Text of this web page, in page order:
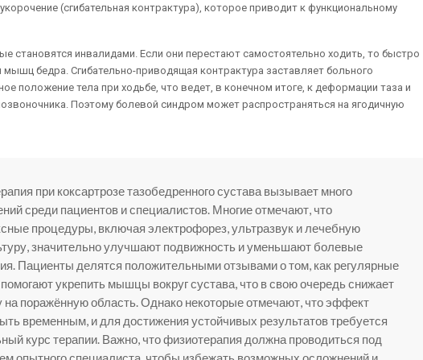
(сгибательная контрактура), которое приводит к функциональному
становятся инвалидами. Если они перестают самостоятельно ходить, то быстро
бедра. Сгибательно-приводящая контрактура заставляет больного
положение тела при ходьбе, что ведет, в конечном итоге, к деформации таза и
Поэтому болевой синдром может распространяться на ягодичную
при коксартрозе тазобедренного сустава вызывает много
среди пациентов и специалистов. Многие отмечают, что
процедуры, включая электрофорез, ультразвук и лечебную
значительно улучшают подвижность и уменьшают болевые
Пациенты делятся положительными отзывами о том, как регулярные
укрепить мышцы вокруг сустава, что в свою очередь снижает
на поражённую область. Однако некоторые отмечают, что эффект
временным, и для достижения устойчивых результатов требуется
курс терапии. Важно, что физиотерапия должна проводиться под